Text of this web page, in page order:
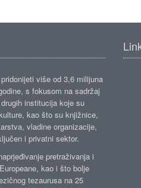
više od 3,6 milijuna
s fokusom na sadržaj
institucija koje su
kao što su knjižnice,
vladine organizacije,
i privatni sektor.
pretraživanja i
kao i što bolje
tezaurusa na 25